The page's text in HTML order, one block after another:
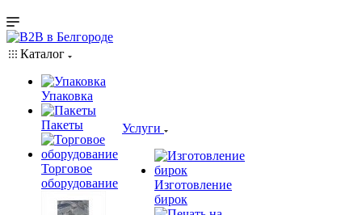
Каталог
Упаковка
Пакеты
Торговое
оборудование
Услуги
Изготовление
бирок